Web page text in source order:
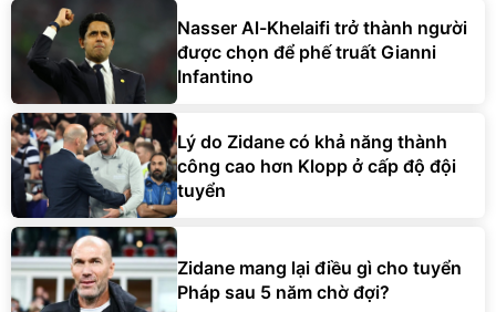
Nasser Al-Khelaifi trở thành người
được chọn để phế truất Gianni
Infantino
Lý do Zidane có khả năng thành
công cao hơn Klopp ở cấp độ đội
tuyển
Zidane mang lại điều gì cho tuyển
Pháp sau 5 năm chờ đợi?